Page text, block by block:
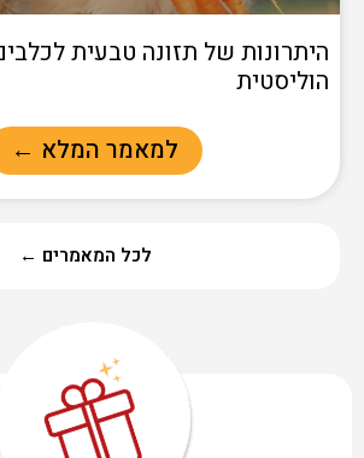
היתרונות של תזונה טבעית
הוליסטית
למאמר המלא ←
לכל המאמרים ←